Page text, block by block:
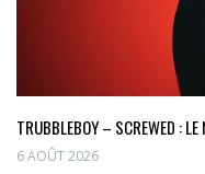
TRUBBLEBOY – SCREWED :
6 AOÛT 2026